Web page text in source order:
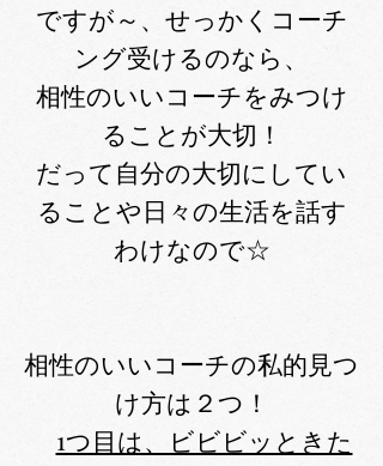
ですが～、せっかくコーチ
ング受けるのなら、
相性のいいコーチをみつけ
ることが大切！
だって自分の大切にしてい
ることや日々の生活を話す
わけなので☆
相性のいいコーチの私的見つ
け方は２つ！
1つ目は、ビビビッときた